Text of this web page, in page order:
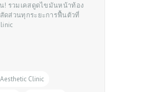
! รวมเคสดูดไขมันหน้าท้อง
ดส่วนทุกระยะการฟื้นตัวที่
Clinic